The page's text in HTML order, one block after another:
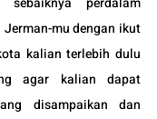
mu dengan ikut
kalian terlebih dulu
agar kalian dapat
disampaikan dan